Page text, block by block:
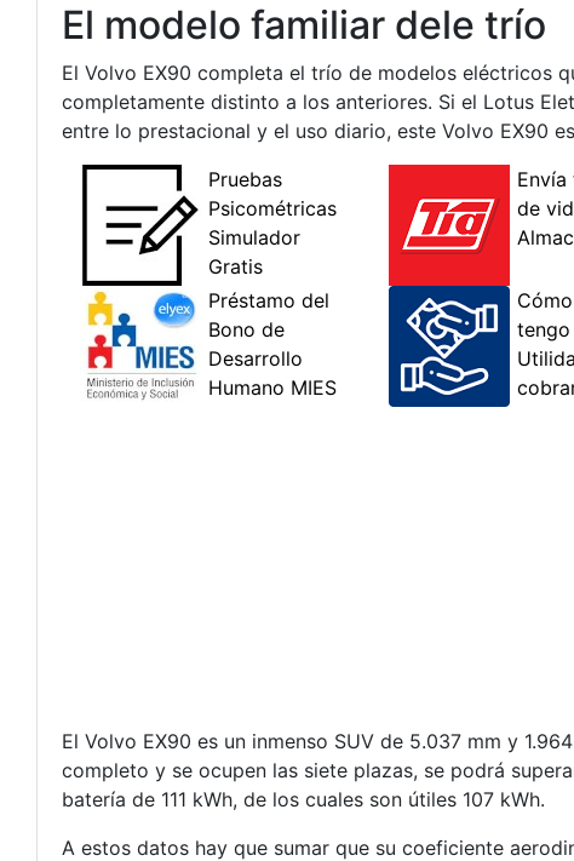
El modelo familiar dele trío
El Volvo EX90 completa el trío de modelos eléctricos
completamente distinto a los anteriores. Si el Lotus
entre lo prestacional y el uso diario, este Volvo EX90
El Volvo EX90 es un inmenso SUV de 5.037 mm y
completo y se ocupen las siete plazas, se podrá
batería de 111 kWh, de los cuales son útiles 107 kWh.
A estos datos hay que sumar que su coeficiente